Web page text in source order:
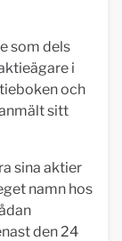
som dels
i
och
sitt
sina aktier
namn hos
den 24